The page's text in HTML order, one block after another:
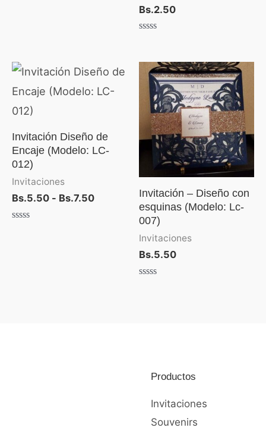
Bs.2.50
Invitación Diseño de
Encaje (Modelo: LC-
012)
Invitaciones
Bs.5.50 - Bs.7.50
Rango
de
precios:
Bs.7.50
Invitación – Diseño con
esquinas (Modelo: Lc-
007)
Invitaciones
Bs.5.50
Productos
Invitaciones
Souvenirs